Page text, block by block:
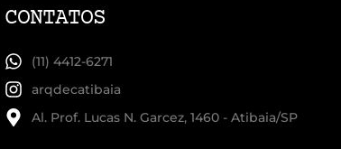
CONTATOS
(11) 4412-6271
arqdecatibaia
Al. Prof. Lucas N. Garcez, 1460 - Atibaia/SP